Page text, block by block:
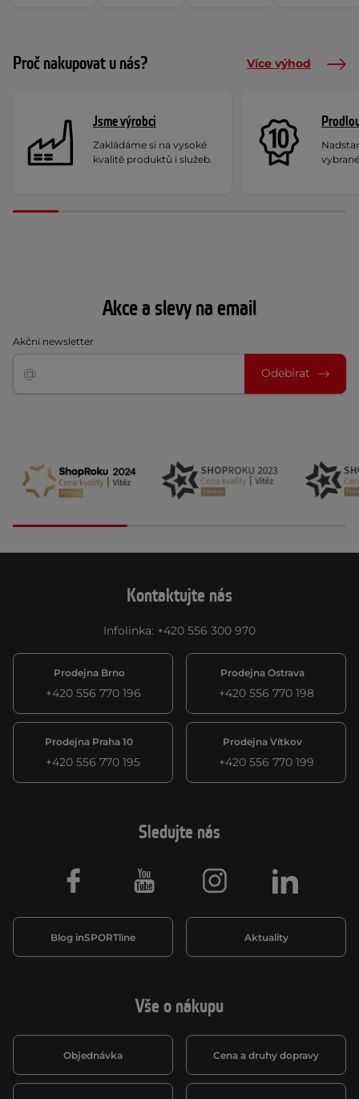
Proč nakupovat u nás? Více výhod
Jsme výrobci
Zakládáme si na vysoké
kvalitě produktů i služeb.
Akce a slevy na email
Akční newsletter
Odebírat
Kontaktujte nás
Infolinka: +420 556 300 970
Prodejna Brno
+420 556 770 196
Prodejna Ostrava
+420 556 770 198
Prodejna Praha 10
+420 556 770 195
Prodejna Vítkov
+420 556 770 199
Vše o nákupu
Objednávka Cena a druhy dopravy
Sledujte nás
Blog inSPORTline Aktuality
Facebook Youtube Instagram LinkedIn